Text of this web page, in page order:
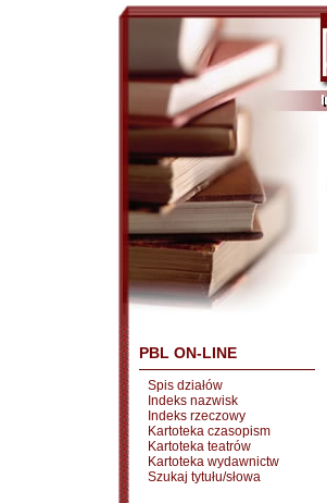
PBL ON-LINE
Spis działów
Indeks nazwisk
Indeks rzeczowy
Kartoteka czasopism
Kartoteka teatrów
Kartoteka wydawnictw
Szukaj tytułu/słowa